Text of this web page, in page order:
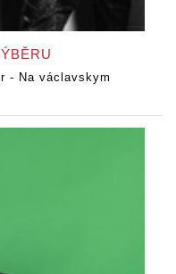
- Na václavskym